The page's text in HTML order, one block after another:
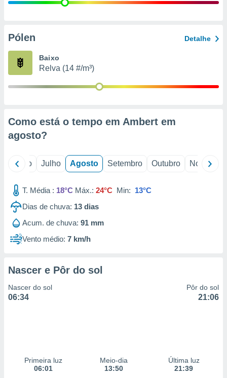
e
de
Pólen Detalhe
Baixo
Relva (14 #/m³)
Como está o tempo em Ambert em
agosto?
Junho Julho Agosto Setembro Outubro Novembro
T. Média : 18°C Máx.: 24°C Min: 13°C
Dias de chuva: 13 dias
Acum. de chuva: 91 mm
Vento médio: 7 km/h
Nascer e Pôr do sol
Nascer do sol
06:34
Pôr do sol
21:06
Primeira luz
06:01
Meio-dia
13:50
Última luz
21:39